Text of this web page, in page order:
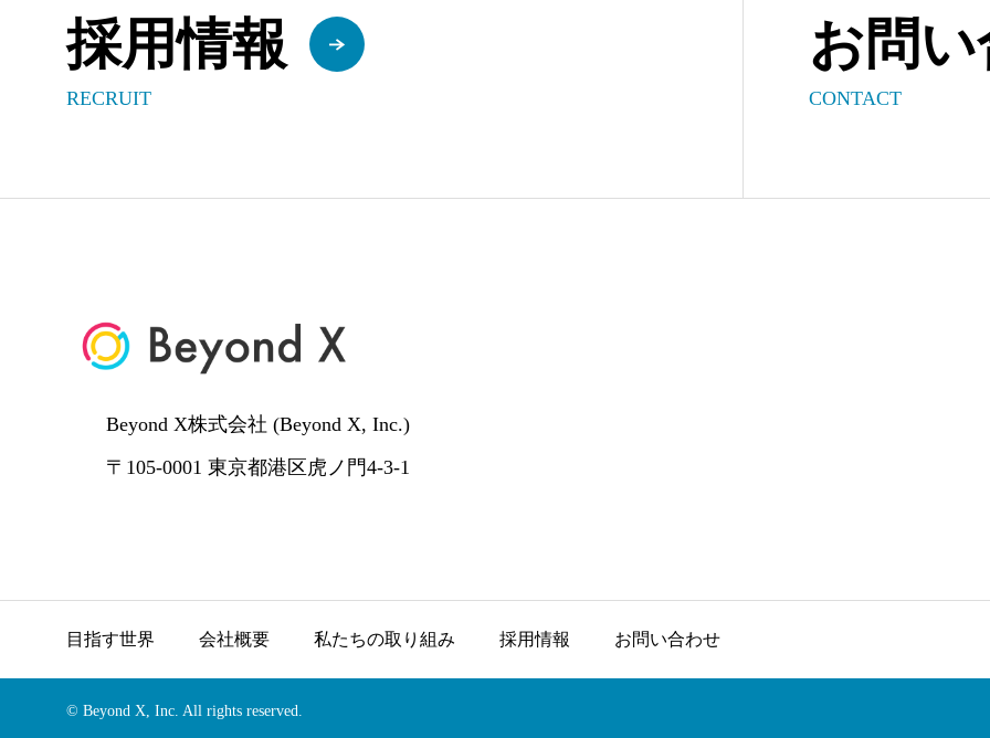
採用情報
RECRUIT
お問
CONTACT
Beyond X株式会社 (Beyond X, Inc.)
〒105-0001 東京都港区虎ノ門4-3-1
目指す世界 会社概要 私たちの取り組み 採用情報 お問い合わせ
© Beyond X, Inc. All rights reserved.